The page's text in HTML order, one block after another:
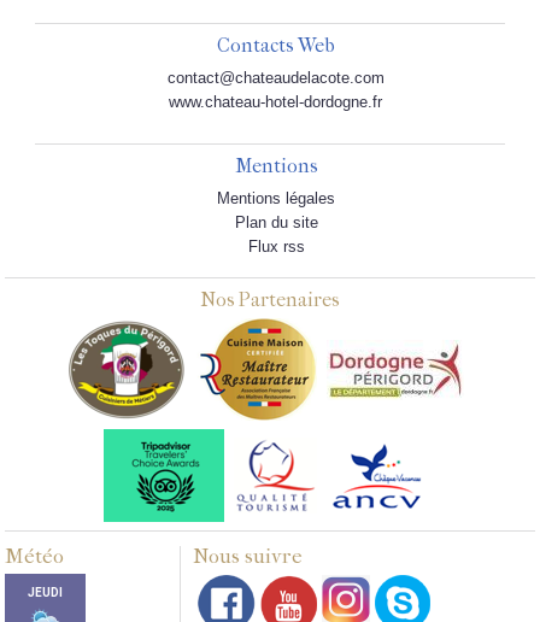
Contacts Web
contact@chateaudelacote.com
www.chateau-hotel-dordogne.fr
Mentions
Mentions légales
Plan du site
Flux rss
Nos Partenaires
Météo Nous suivre